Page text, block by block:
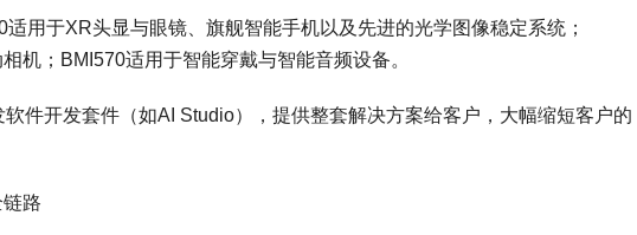
用于XR头显与眼镜、旗舰智能手机以及先进的光学图像稳定系统；
机；BMI570适用于智能穿戴与智能音频设备。
件开发套件（如AI Studio），提供整套解决方案给客户，大幅缩短客户的
路